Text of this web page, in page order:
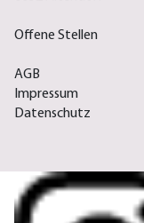
Offene Stellen
AGB
Impressum
Datenschutz